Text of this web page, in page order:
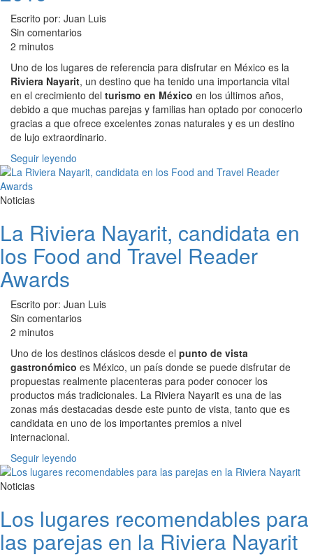
Escrito por: Juan Luis
Sin comentarios
2 minutos
Uno de los lugares de referencia para disfrutar en México es la
Riviera Nayarit, un destino que ha tenido una importancia vital
en el crecimiento del turismo en México en los últimos años,
debido a que muchas parejas y familias han optado por conocerlo
gracias a que ofrece excelentes zonas naturales y es un destino
de lujo extraordinario.
Seguir leyendo
Noticias
La Riviera Nayarit, candidata en
los Food and Travel Reader
Awards
Escrito por: Juan Luis
Sin comentarios
2 minutos
Uno de los destinos clásicos desde el punto de vista
gastronómico es México, un país donde se puede disfrutar de
propuestas realmente placenteras para poder conocer los
productos más tradicionales. La Riviera Nayarit es una de las
zonas más destacadas desde este punto de vista, tanto que es
candidata en uno de los importantes premios a nivel
internacional.
Seguir leyendo
Noticias
Los lugares recomendables para
las parejas en la Riviera Nayarit